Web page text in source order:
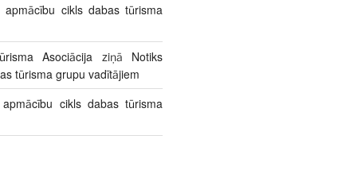
apmācību cikls dabas tūrisma
Asociācija ziņā Notiks
tūrisma grupu vadītājiem
apmācību cikls dabas tūrisma